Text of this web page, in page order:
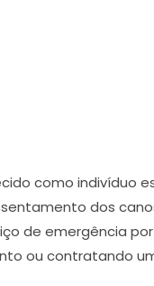
como indivíduo
dos
de emergência
ou contratando